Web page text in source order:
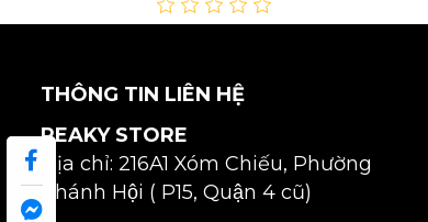
THÔNG TIN LIÊN HỆ
PEAKY STORE
Địa chỉ: 216A1 Xóm Chiếu, Phường
Khánh Hội ( P15, Quận 4 cũ)